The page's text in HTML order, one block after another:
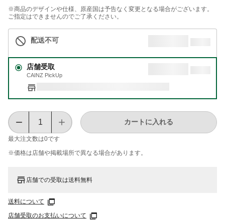
※商品のデザインや仕様、原産国は予告なく変更となる場合がございます。
ご指定はできませんのでご了承ください。
配送不可
店舗受取
CAINZ PickUp
最大注文数は0です
カートに入れる
※価格は​店舗や​掲載場所で​異なる​場合が​あります。
店舗での受取は送料無料
送料について
店舗受取のお支払いについて